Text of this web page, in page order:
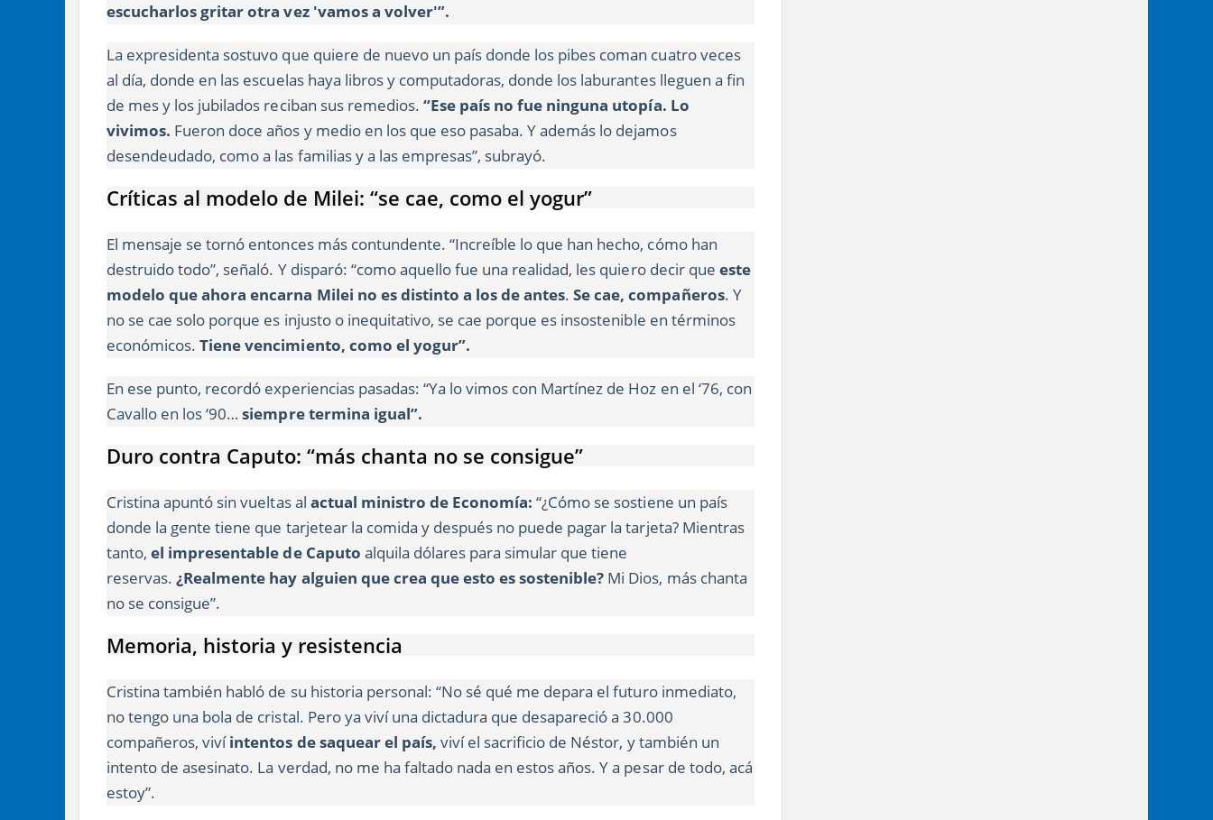
escucharlos gritar otra vez 'vamos a volver'”.
La expresidenta sostuvo que quiere de nuevo un país donde los pibes coman cuatro veces
al día, donde en las escuelas haya libros y computadoras, donde los laburantes lleguen a fin
de mes y los jubilados reciban sus remedios. “Ese país no fue ninguna utopía. Lo
vivimos. Fueron doce años y medio en los que eso pasaba. Y además lo dejamos
desendeudado, como a las familias y a las empresas”, subrayó.
Críticas al modelo de Milei: “se cae, como el yogur”
El mensaje se tornó entonces más contundente. “Increíble lo que han hecho, cómo han
destruido todo”, señaló. Y disparó: “como aquello fue una realidad, les quiero decir que este
modelo que ahora encarna Milei no es distinto a los de antes.Se cae, compañeros. Y
no se cae solo porque es injusto o inequitativo, se cae porque es insostenible en términos
económicos. Tiene vencimiento, como el yogur”.
En ese punto, recordó experiencias pasadas: “Ya lo vimos con Martínez de Hoz en el ‘76, con
Cavallo en los ‘90…siempre termina igual”.
Duro contra Caputo: “más chanta no se consigue”
Cristina apuntó sin vueltas al actual ministro de Economía: “¿Cómo se sostiene un país
donde la gente tiene que tarjetear la comida y después no puede pagar la tarjeta? Mientras
tanto,el impresentable de Caputo alquila dólares para simular que tiene
reservas.¿Realmente hay alguien que crea que esto es sostenible? Mi Dios, más chanta
no se consigue”.
Memoria, historia y resistencia
Cristina también habló de su historia personal: “No sé qué me depara el futuro inmediato,
no tengo una bola de cristal. Pero ya viví una dictadura que desapareció a 30.000
compañeros, vivíintentos de saquear el país, viví el sacrificio de Néstor, y también un
intento de asesinato. La verdad, no me ha faltado nada en estos años. Y a pesar de todo, acá
estoy”.